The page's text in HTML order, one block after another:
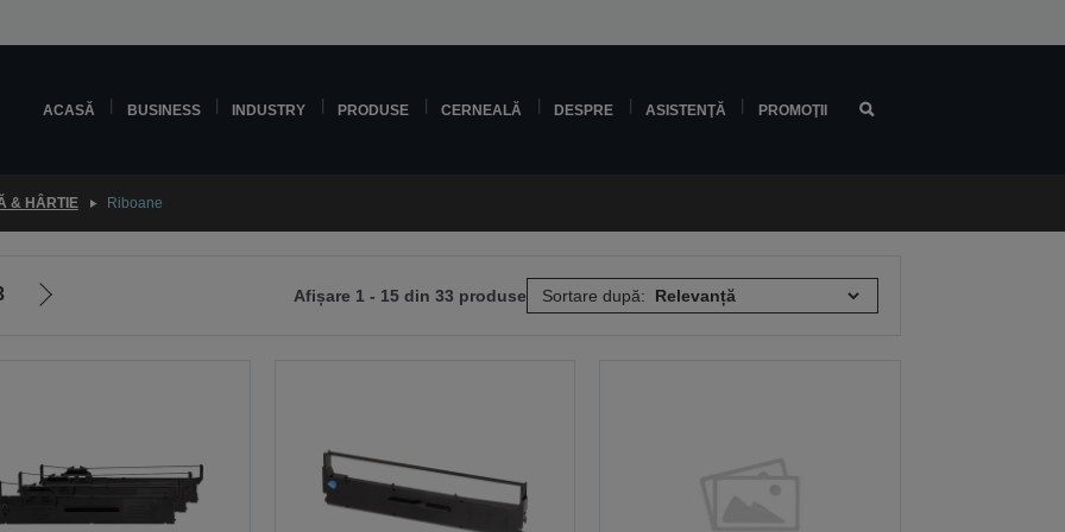
ACASĂ BUSINESS INDUSTRY PRODUSE CERNEALĂ DESPRE ASISTENŢĂ PROMOŢII
& HÂRTIE Riboane
Mergi
Afișare 1 - 15 din 33 produse Sortare după: